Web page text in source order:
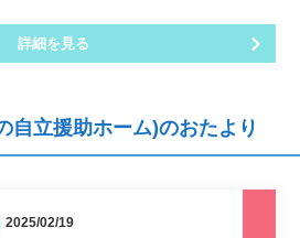
詳細を見る
自立援助ホーム)のおたより
2025/02/19